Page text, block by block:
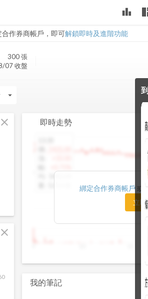
leaderboard
作券商帳戶，即可解鎖即時及進階功能
300張
07 收盤
arrow_drop_down
close
close
即時走勢
綁定合作券商帳戶 或
立即
我的筆記